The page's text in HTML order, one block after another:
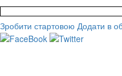
Зробити стартовою Додати в